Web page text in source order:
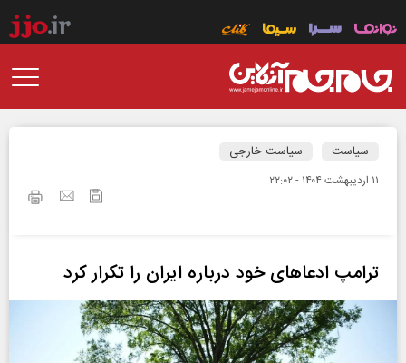
سیاست سیاست خارجی
۱۱ ارديبهشت ۱۴۰۴ - ۲۲:۰۲
ترامپ ادعاهای خود درباره ایران را تکرار کرد